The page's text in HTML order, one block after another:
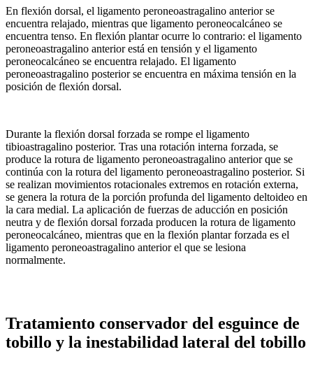
En flexión dorsal, el ligamento peroneoastragalino anterior se
encuentra relajado, mientras que ligamento peroneocalcáneo se
encuentra tenso. En flexión plantar ocurre lo contrario: el ligamento
peroneoastragalino anterior está en tensión y el ligamento
peroneocalcáneo se encuentra relajado. El ligamento
peroneoastragalino posterior se encuentra en máxima tensión en la
posición de flexión dorsal.
Durante la flexión dorsal forzada se rompe el ligamento
tibioastragalino posterior. Tras una rotación interna forzada, se
produce la rotura de ligamento peroneoastragalino anterior que se
continúa con la rotura del ligamento peroneoastragalino posterior. Si
se realizan movimientos rotacionales extremos en rotación externa,
se genera la rotura de la porción profunda del ligamento deltoideo en
la cara medial. La aplicación de fuerzas de aducción en posición
neutra y de flexión dorsal forzada producen la rotura de ligamento
peroneocalcáneo, mientras que en la flexión plantar forzada es el
ligamento peroneoastragalino anterior el que se lesiona
normalmente.
Tratamiento conservador del esguince de
tobillo y la inestabilidad lateral del tobillo